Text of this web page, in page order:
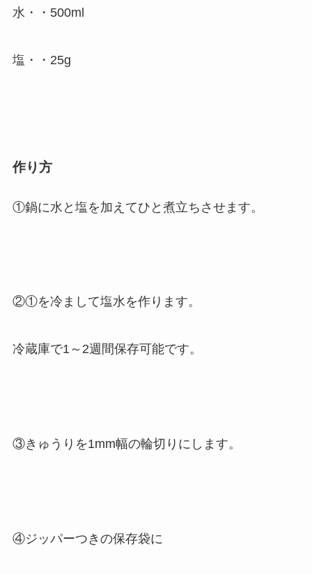
水・・500ml
塩・・25g
作り方
①鍋に水と塩を加えてひと煮立ちさせます。
②①を冷まして塩水を作ります。
冷蔵庫で1～2週間保存可能です。
③きゅうりを1mm幅の輪切りにします。
④ジッパーつきの保存袋に